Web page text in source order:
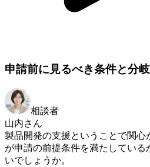
申請前に見るべき条件と分岐
相談者
山内さん
製品開発の支援ということで関心
が申請の前提条件を満たしている
いでしょうか。